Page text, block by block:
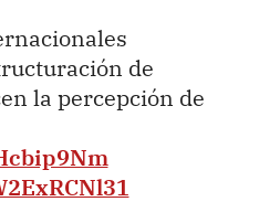
de
la percepción de